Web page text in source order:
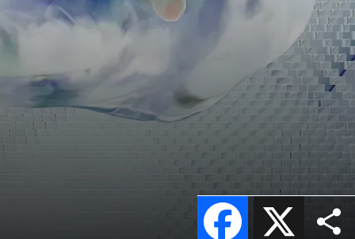
X
Facebook